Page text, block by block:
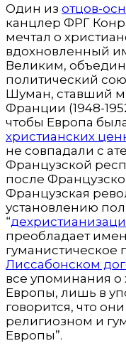
Один из отцов-
канцлер ФРГ
мечтал о
вдохновленный
Великим,
политический
Шуман, ставший
Франции (1948-
чтобы Европа
христианских
не совпадали с
Французской
после
Французская
установлению
“
преобладает
гуманистическое
Лиссабонском
все упоминания
Европы, лишь в
говорится, что
религиозном и
Европы”.